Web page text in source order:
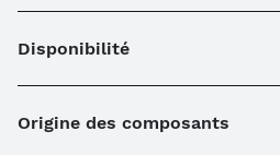
Disponibilité
Origine des composants